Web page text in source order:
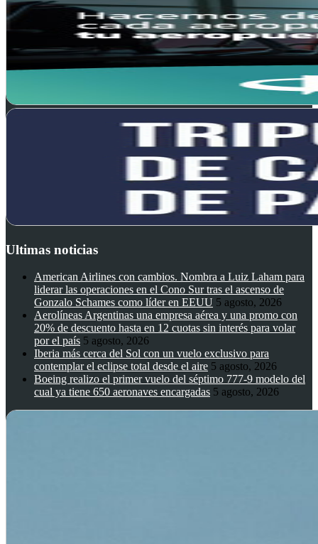
Ultimas noticias
American Airlines con cambios. Nombra a Luiz Laham para
liderar las operaciones en el Cono Sur tras el ascenso de
Gonzalo Schames como líder en EEUU 5 agosto, 2026
Aerolíneas Argentinas una empresa aérea y una promo con
20% de descuento hasta en 12 cuotas sin interés para volar
por el país 5 agosto, 2026
Iberia más cerca del Sol con un vuelo exclusivo para
contemplar el eclipse total desde el aire 5 agosto, 2026
Boeing realizo el primer vuelo del séptimo 777-9 modelo del
cual ya tiene 650 aeronaves encargadas 5 agosto, 2026